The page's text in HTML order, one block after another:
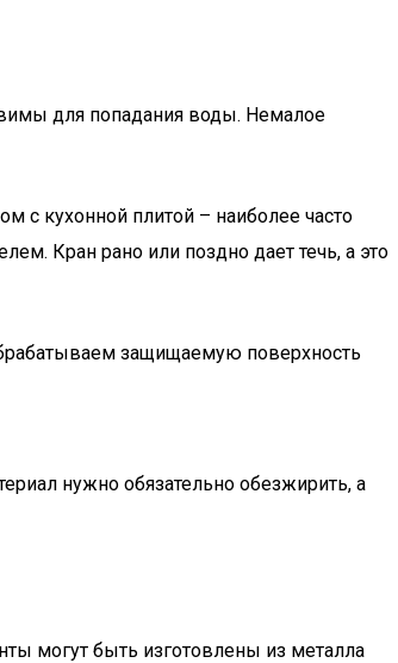
для попадания воды. Немалое
с кухонной плитой – наиболее часто
Кран рано или поздно дает течь, а это
защищаемую поверхность
нужно обязательно обезжирить, а
могут быть изготовлены из металла